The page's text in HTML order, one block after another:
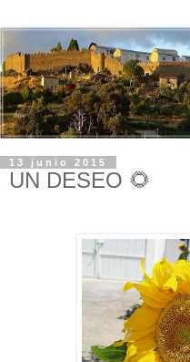
13 junio 2015
UN DESEO 🌻